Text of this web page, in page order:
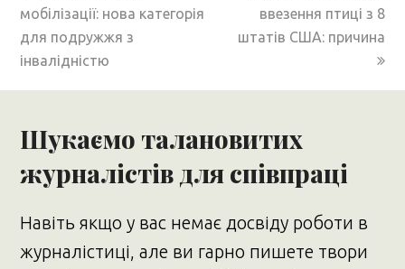
post:
мобілізації: нова категорія
для подружжя з
інвалідністю
post:
ввезення птиці з 8
штатів США: причина
Шукаємо талановитих
журналістів для співпраці
Навіть якщо у вас немає досвіду роботи в
журналістиці, але ви гарно пишете твори